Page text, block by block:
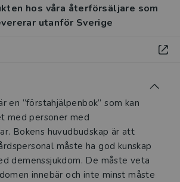
hos våra återförsäljare som
utanför Sverige
en ”förstahjälpenbok” som kan
med personer med
Bokens huvudbudskap är att
måste ha god kunskap
demenssjukdom. De måste veta
innebär och inte minst måste